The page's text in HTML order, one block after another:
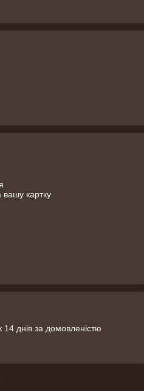
вашу картку
днів за домовленістю